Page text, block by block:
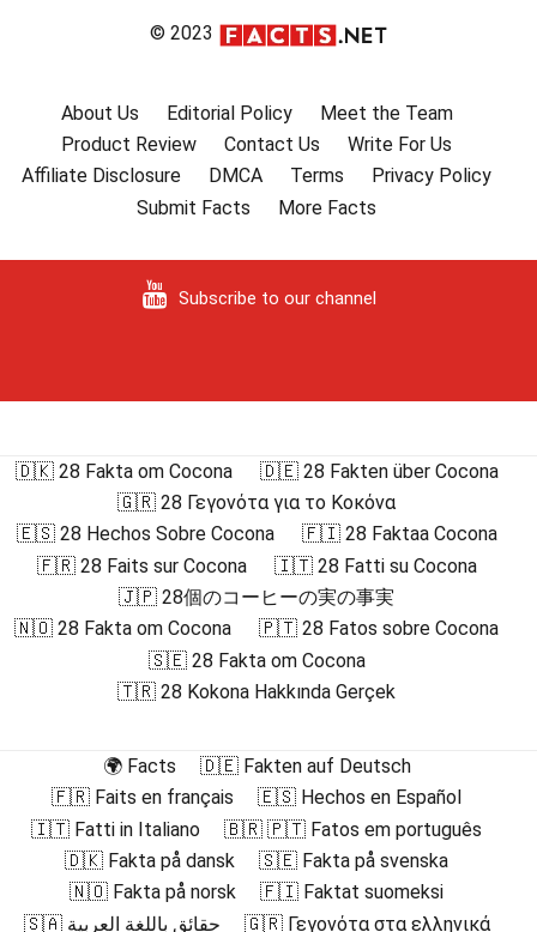
© 2023
About Us Editorial Policy
Meet the Team
Product Review
Contact Us
Write For Us
Affiliate Disclosure
DMCA Terms
Privacy Policy
Submit Facts
More Facts
Subscribe to our channel
🇩🇰 28 Fakta om Cocona
🇩🇪 28 Fakten über Cocona
🇬🇷 28 Γεγονότα για το Κοκόνα
🇪🇸 28 Hechos Sobre Cocona
🇫🇮 28 Faktaa Cocona
🇫🇷 28 Faits sur Cocona
🇮🇹 28 Fatti su Cocona
🇯🇵 28個のコーヒーの実の事実
🇳🇴 28 Fakta om Cocona
🇵🇹 28 Fatos sobre Cocona
🇸🇪 28 Fakta om Cocona
🇹🇷 28 Kokona Hakkında Gerçek
🌍 Facts
🇩🇪 Fakten auf Deutsch
🇫🇷 Faits en français
🇪🇸 Hechos en Español
🇮🇹 Fatti in Italiano
🇧🇷 🇵🇹 Fatos em português
🇩🇰 Fakta på dansk
🇸🇪 Fakta på svenska
🇳🇴 Fakta på norsk
🇫🇮 Faktat suomeksi
🇸🇦 حقائق باللغة العربية
🇬🇷 Γεγονότα στα ελληνικά